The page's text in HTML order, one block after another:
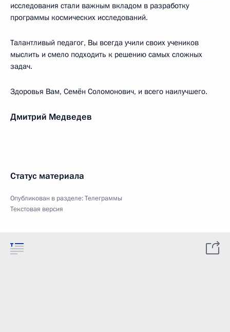
исследования стали важным вкладом в разработку
программы космических исследований.
Талантливый педагог, Вы всегда учили своих учеников
мыслить и смело подходить к решению самых сложных
задач.
Здоровья Вам, Семён Соломонович, и всего наилучшего.
Дмитрий Медведев
Статус материала
Опубликован в разделе:Телеграммы
Текстовая версия